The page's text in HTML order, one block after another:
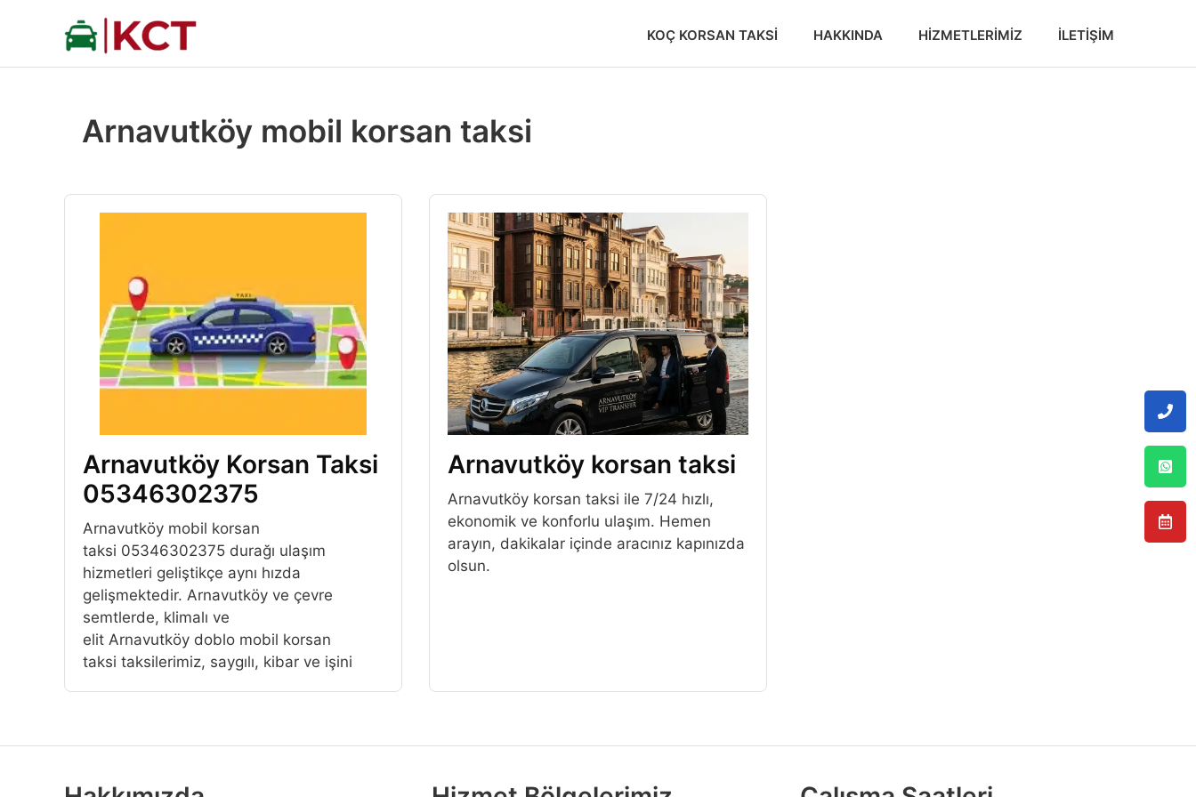
KOÇ KORSAN TAKSI HAKKINDA HIZMETLERIMIZ İLETIŞIM
Arnavutköy mobil korsan taksi
Arnavutköy Korsan Taksi
05346302375
Arnavutköy mobil korsan
taksi 05346302375 durağı ulaşım
hizmetleri geliştikçe aynı hızda
gelişmektedir. Arnavutköy ve çevre
semtlerde, klimalı ve
elit Arnavutköy doblo mobil korsan
taksi taksilerimiz, saygılı, kibar ve işini
Arnavutköy korsan taksi
Arnavutköy korsan taksi ile 7/24 hızlı,
ekonomik ve konforlu ulaşım. Hemen
arayın, dakikalar içinde aracınız kapınızda
olsun.